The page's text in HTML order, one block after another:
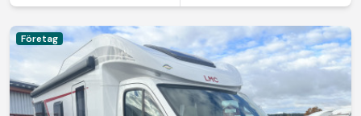
Företag